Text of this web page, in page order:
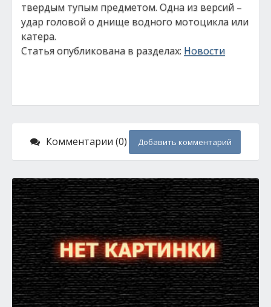
твердым тупым предметом. Одна из версий –
удар головой о днище водного мотоцикла или
катера.
Статья опубликована в разделах: Новости
Комментарии (0) Добавить комментарий